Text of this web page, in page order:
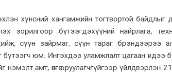
хүнсний хангамжийн тогтвортой байдлыг
зорилгоор бүтээгдэхүүний найрлага,
сүүн зайрмаг, сүүн тараг брэндээрээ
юм. Ингэхдээ уламжлалт цагаан идээ
нэмэлт амт, өнгө оруулагчгүйгээр үйлдвэрлэн